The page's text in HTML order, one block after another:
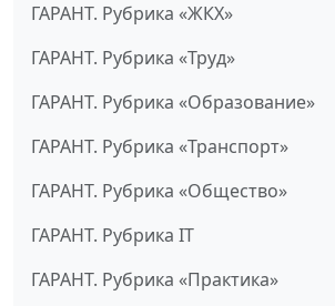
ГАРАНТ. Рубрика «ЖКХ»
ГАРАНТ. Рубрика «Труд»
ГАРАНТ. Рубрика «Образование»
ГАРАНТ. Рубрика «Транспорт»
ГАРАНТ. Рубрика «Общество»
ГАРАНТ. Рубрика IT
ГАРАНТ. Рубрика «Практика»